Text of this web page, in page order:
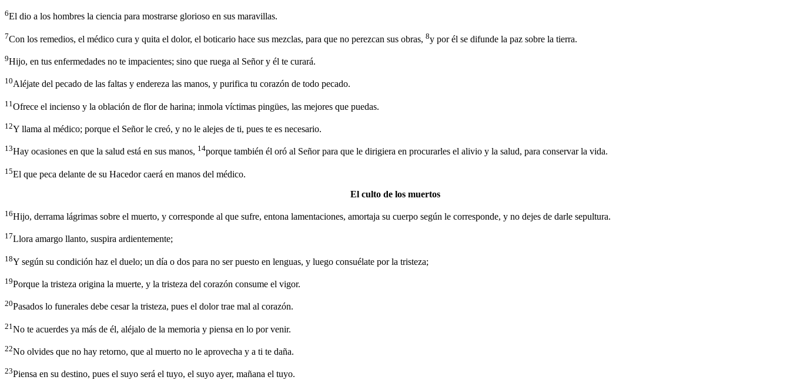
6El dio a los hombres la ciencia para mostrarse glorioso en sus maravillas.
7Con los remedios, el médico cura y quita el dolor, el boticario hace sus mezclas, para que no perezcan sus obras, 8y por él se difunde la paz sobre la tierra.
9Hijo, en tus enfermedades no te impacientes; sino que ruega al Señor y él te curará.
10Aléjate del pecado de las faltas y endereza las manos, y purifica tu corazón de todo pecado.
11 Ofrece el incienso y la oblación de flor de harina; inmola víctimas pingües, las mejores que puedas.
12Y llama al médico; porque el Señor le creó, y no le alejes de ti, pues te es necesario.
13Hay ocasiones en que la salud está en sus manos, 14porque también él oró al Señor para que le dirigiera en procurarles el alivio y la salud, para conservar la vida.
15El que peca delante de su Hacedor caerá en manos del médico.
El culto de los muertos
16Hijo, derrama lágrimas sobre el muerto, y corresponde al que sufre, entona lamentaciones, amortaja su cuerpo según le corresponde, y no dejes de darle sepultura.
17Llora amargo llanto, suspira ardientemente;
18Y según su condición haz el duelo; un día o dos para no ser puesto en lenguas, y luego consuélate por la tristeza;
19Porque la tristeza origina la muerte, y la tristeza del corazón consume el vigor.
20Pasados lo funerales debe cesar la tristeza, pues el dolor trae mal al corazón.
21 No te acuerdes ya más de él, aléjalo de la memoria y piensa en lo por venir.
22No olvides que no hay retorno, que al muerto no le aprovecha y a ti te daña.
23Piensa en su destino, pues el suyo será el tuyo, el suyo ayer, mañana el tuyo.